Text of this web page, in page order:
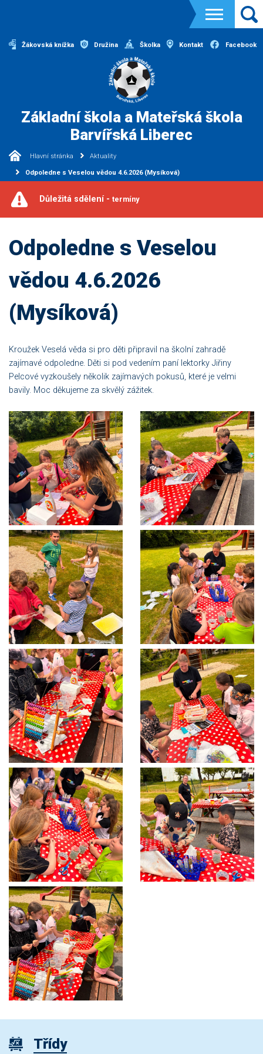
Žákovská knížka Družina Školka Kontakt Facebook
Základní škola a Mateřská škola
Barvířská Liberec
Hlavní stránka Aktuality
Odpoledne s Veselou vědou 4.6.2026 (Mysíková)
Důležitá sdělení - termíny
Odpoledne s Veselou
vědou 4.6.2026
(Mysíková)
Kroužek Veselá věda si pro děti připravil na školní zahradě
zajímavé odpoledne. Děti si pod vedením paní lektorky Jiřiny
Pelcové vyzkoušely několik zajímavých pokusů, které je velmi
bavily. Moc děkujeme za skvělý zážitek.
Třídy